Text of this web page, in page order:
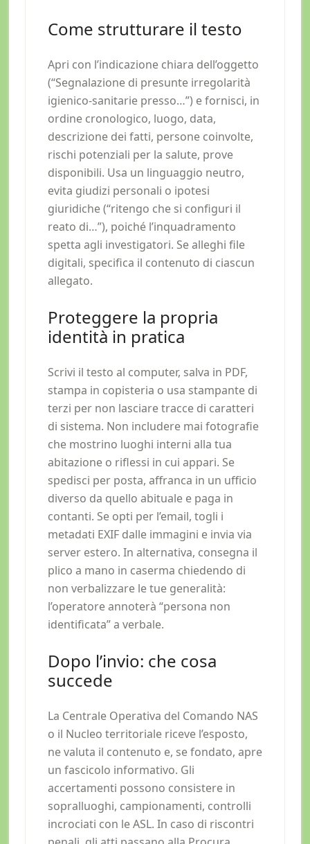
Come strutturare il testo
Apri con l’indicazione chiara dell’oggetto
(“Segnalazione di presunte irregolarità
igienico-sanitarie presso…”) e fornisci, in
ordine cronologico, luogo, data,
descrizione dei fatti, persone coinvolte,
rischi potenziali per la salute, prove
disponibili. Usa un linguaggio neutro,
evita giudizi personali o ipotesi
giuridiche (“ritengo che si configuri il
reato di…”), poiché l’inquadramento
spetta agli investigatori. Se alleghi file
digitali, specifica il contenuto di ciascun
allegato.
Proteggere la propria
identità in pratica
Scrivi il testo al computer, salva in PDF,
stampa in copisteria o usa stampante di
terzi per non lasciare tracce di caratteri
di sistema. Non includere mai fotografie
che mostrino luoghi interni alla tua
abitazione o riflessi in cui appari. Se
spedisci per posta, affranca in un ufficio
diverso da quello abituale e paga in
contanti. Se opti per l’email, togli i
metadati EXIF dalle immagini e invia via
server estero. In alternativa, consegna il
plico a mano in caserma chiedendo di
non verbalizzare le tue generalità:
l’operatore annoterà “persona non
identificata” a verbale.
Dopo l’invio: che cosa
succede
La Centrale Operativa del Comando NAS
o il Nucleo territoriale riceve l’esposto,
ne valuta il contenuto e, se fondato, apre
un fascicolo informativo. Gli
accertamenti possono consistere in
sopralluoghi, campionamenti, controlli
incrociati con le ASL. In caso di riscontri